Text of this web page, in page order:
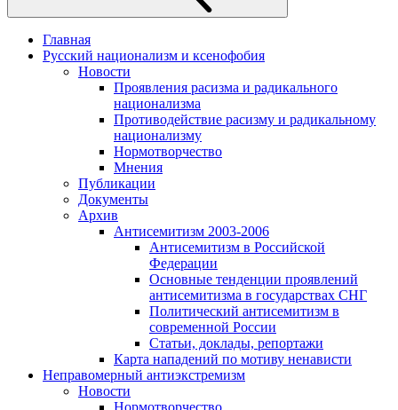
Главная
Русский национализм и ксенофобия
Новости
Проявления расизма и радикального
национализма
Противодействие расизму и радикальному
национализму
Нормотворчество
Мнения
Публикации
Документы
Архив
Антисемитизм 2003-2006
Антисемитизм в Российской
Федерации
Основные тенденции проявлений
антисемитизма в государствах СНГ
Политический антисемитизм в
современной России
Статьи, доклады, репортажи
Карта нападений по мотиву ненависти
Неправомерный антиэкстремизм
Новости
Нормотворчество